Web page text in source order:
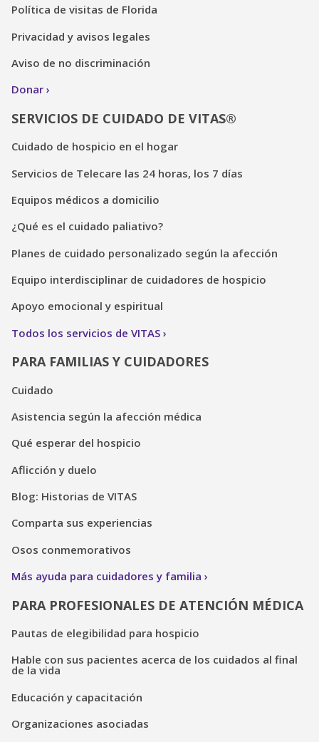
Política de visitas de Florida
Privacidad y avisos legales
Aviso de no discriminación
Donar
SERVICIOS DE CUIDADO DE VITAS®
Cuidado de hospicio en el hogar
Servicios de Telecare las 24 horas, los 7 días
Equipos médicos a domicilio
¿Qué es el cuidado paliativo?
Planes de cuidado personalizado según la afección
Equipo interdisciplinar de cuidadores de hospicio
Apoyo emocional y espiritual
Todos los servicios de VITAS
PARA FAMILIAS Y CUIDADORES
Cuidado
Asistencia según la afección médica
Qué esperar del hospicio
Aflicción y duelo
Blog: Historias de VITAS
Comparta sus experiencias
Osos conmemorativos
Más ayuda para cuidadores y familia
PARA PROFESIONALES DE ATENCIÓN MÉDICA
Pautas de elegibilidad para hospicio
Hable con sus pacientes acerca de los cuidados al final
de la vida
Educación y capacitación
Organizaciones asociadas